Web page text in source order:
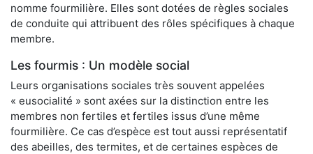
nomme fourmilière. Elles sont dotées de règles sociales
de conduite qui attribuent des rôles spécifiques à chaque
membre.
Les fourmis : Un modèle social
Leurs organisations sociales très souvent appelées
« eusocialité » sont axées sur la distinction entre les
membres non fertiles et fertiles issus d’une même
fourmilière. Ce cas d’espèce est tout aussi représentatif
des abeilles, des termites, et de certaines espèces de